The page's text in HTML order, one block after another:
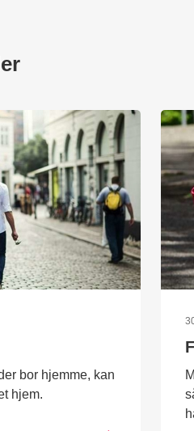
bor hjemme, kan
hjem.